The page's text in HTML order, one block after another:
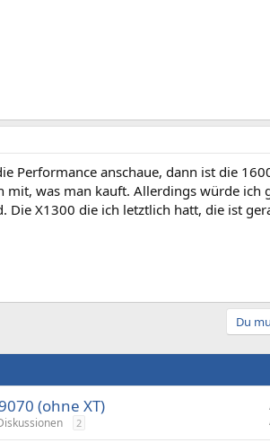
Performance anschaue, dann ist die
was man kauft. Allerdings würde ich
Die X1300 die ich letztlich hatt, die ist
Du
(ohne XT)
2